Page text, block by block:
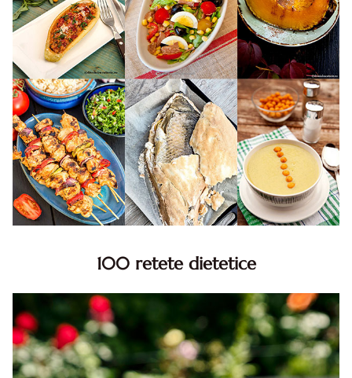
100 retete dietetice
dietetice. Idei retete dietetice. 100 Retete mancare
pentru dieta.